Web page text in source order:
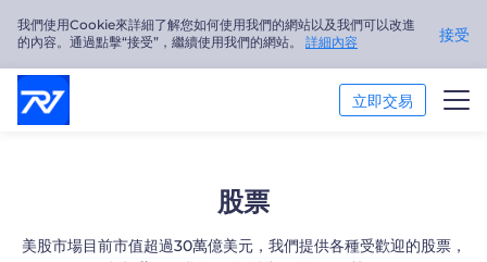
我們使用Cookie來詳細了解您如何使用我們的網站以及我們可以改進
的內容。通過點擊“接受”，繼續使用我們的網站。 詳細內容 接受
立即交易
股票
美股市場目前市值超過30萬億美元，我們提供各種受歡迎的股票，